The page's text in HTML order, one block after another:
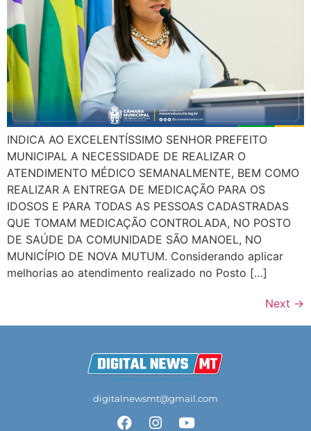
INDICA AO EXCELENTÍSSIMO SENHOR PREFEITO
MUNICIPAL A NECESSIDADE DE REALIZAR O
ATENDIMENTO MÉDICO SEMANALMENTE, BEM COMO
REALIZAR A ENTREGA DE MEDICAÇÃO PARA OS
IDOSOS E PARA TODAS AS PESSOAS CADASTRADAS
QUE TOMAM MEDICAÇÃO CONTROLADA, NO POSTO
DE SAÚDE DA COMUNIDADE SÃO MANOEL, NO
MUNICÍPIO DE NOVA MUTUM. Considerando aplicar
melhorias ao atendimento realizado no Posto […]
Next →
digitalnewsmt@gmail.com